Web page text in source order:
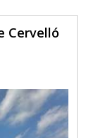
Cervelló